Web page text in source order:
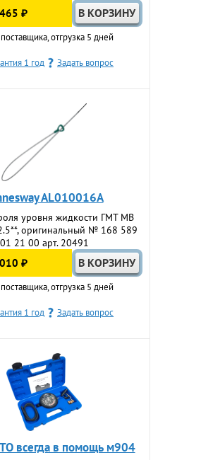
₽
отгрузка 5 дней
1 год Задать вопрос
AL010016A
уровня жидкости ГМТ МВ
оригинальный № 168 589
01 21 00 арт. 20491
₽
отгрузка 5 дней
1 год Задать вопрос
всегда в помощь м904